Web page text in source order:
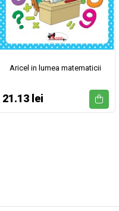
Aricel in lumea matematicii
21.13 lei